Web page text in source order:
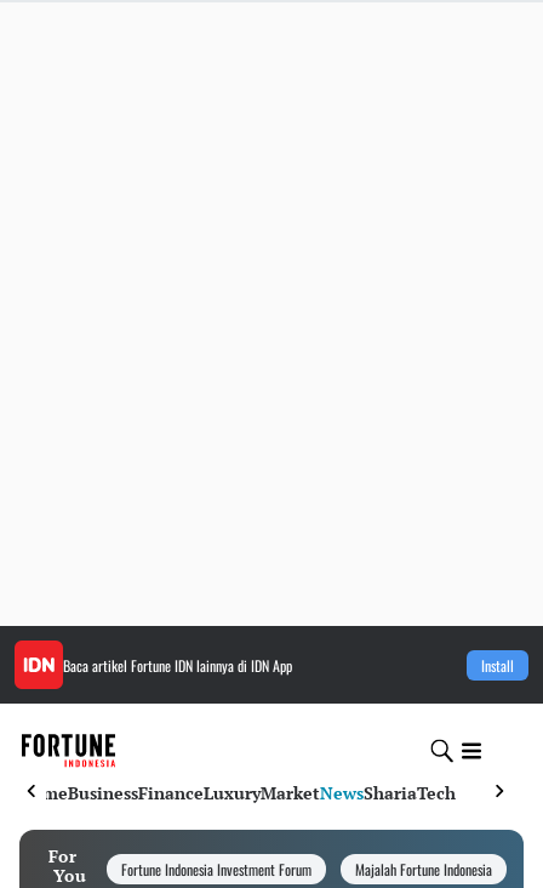
Baca artikel Fortune IDNlainnya di IDN App Install
HomeBusinessFinanceLuxuryMarketNewsShariaTech
For
You
Fortune Indonesia Investment Forum Majalah Fortune Indonesia